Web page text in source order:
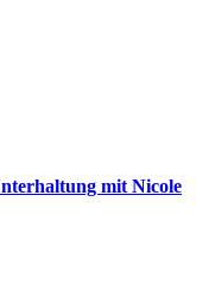
mit Nicole